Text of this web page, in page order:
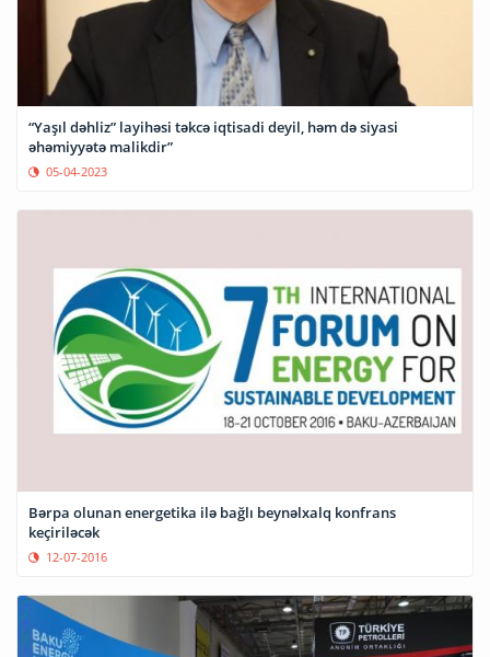
“Yaşıl dəhliz” layihəsi təkcə iqtisadi deyil, həm də siyasi
əhəmiyyətə malikdir”
05-04-2023
Bərpa olunan energetika ilə bağlı beynəlxalq konfrans
keçiriləcək
12-07-2016